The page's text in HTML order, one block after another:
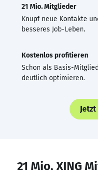
21 Mio. Mitglieder
Knüpf neue Kontakte
besseres Job-Leben.
Kostenlos profitieren
Schon als Basis-
deutlich optimieren.
21 Mio. XING